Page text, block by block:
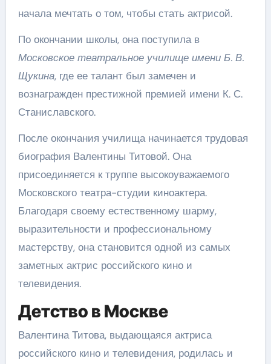
начала мечтать о том, чтобы стать актрисой.
По окончании школы, она поступила в
Московское театральное училище имени Б. В.
Щукина, где ее талант был замечен и
вознагражден престижной премией имени К. С.
Станиславского.
После окончания училища начинается трудовая
биография Валентины Титовой. Она
присоединяется к труппе высокоуважаемого
Московского театра-студии киноактера.
Благодаря своему естественному шарму,
выразительности и профессиональному
мастерству, она становится одной из самых
заметных актрис российского кино и
телевидения.
Детство в Москве
Валентина Титова, выдающаяся актриса
российского кино и телевидения, родилась и